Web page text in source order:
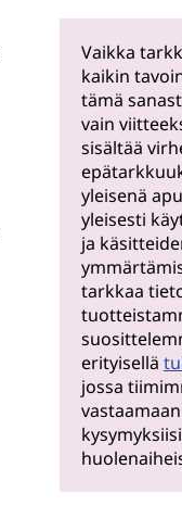
Vaikka
kaikin
tämä
vain
sisältää
yleisenä
yleisesti
ja
tarkkaa
erityisellä
jossa